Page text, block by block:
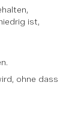
ist,
ohne dass